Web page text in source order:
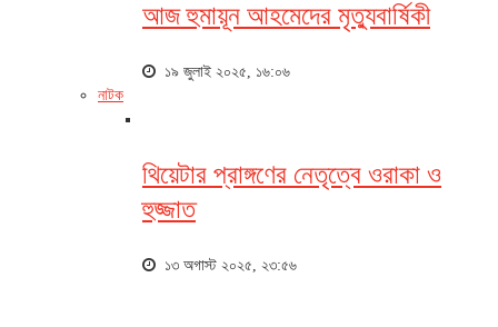
আজ হুমায়ূন আহমেদের মৃত্যুবার্ষিকী
১৯ জুলাই ২০২৫, ১৬:০৬
নাটক
থিয়েটার প্রাঙ্গণের নেতৃত্বে ওরাকা ও
হুজ্জাত
১৩ অগাস্ট ২০২৫, ২৩:৫৬